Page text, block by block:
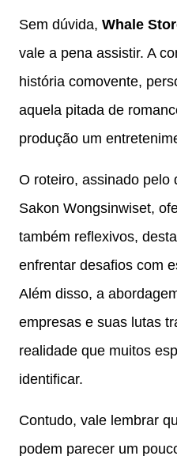
Sem dúvida, Whale
vale a pena assistir. A
história comovente,
aquela pitada de
produção um
O roteiro, assinado pelo
Sakon Wongsinwiset,
também reflexivos,
enfrentar desafios com
Além disso, a
empresas e suas lutas
realidade que muitos
identificar.
Contudo, vale lembrar
podem parecer um